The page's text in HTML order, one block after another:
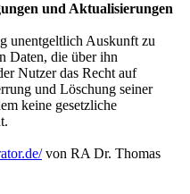
und Aktualisierungen
unentgeltlich Auskunft zu
Daten, die über ihn
Nutzer das Recht auf
und Löschung seiner
keine gesetzliche
von RA Dr. Thomas